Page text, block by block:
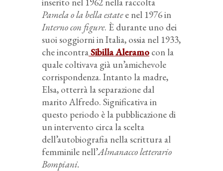
Pamela o la bella estatee nel 1976 in
Interno con figure. È durante uno dei
suoi soggiorni in Italia, ossia nel 1933,
che incontraSibilla Aleramo con la
quale coltivava già un’amichevole
corrispondenza. Intanto la madre,
Elsa, otterrà la separazione dal
marito Alfredo. Significativa in
questo periodo è la pubblicazione di
un intervento circa la scelta
dell’autobiografia nella scrittura al
femminile nell’Almanacco letterario
Bompiani.